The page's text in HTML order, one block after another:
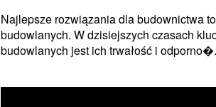
Najlepsze rozwiązania dla budownictwa
budowlanych. W dzisiejszych czasach
budowlanych jest ich trwałość i